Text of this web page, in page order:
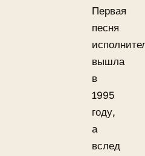
Первая
песня
вышла
в
1995
году,
а
вслед